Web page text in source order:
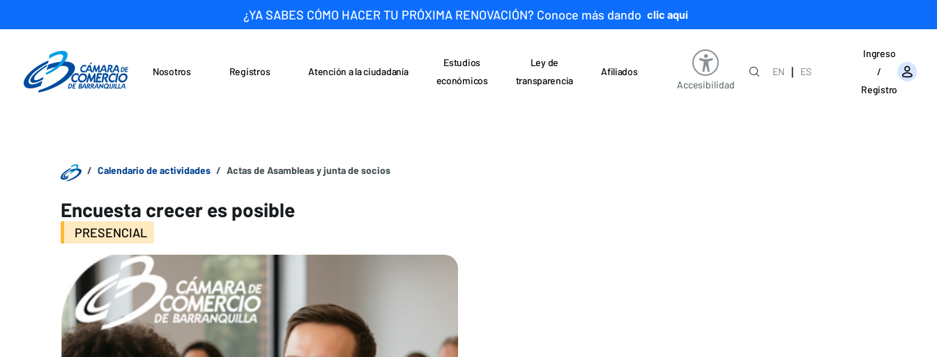
¿YA SABES CÓMO HACER TU PRÓXIMA RENOVACIÓN? Conoce más dando clic aquí
Nosotros Registros
Atención a la ciudadanía
Estudios
económicos
Ley de
transparencia
Afiliados
Accesibilidad
EN |
ES
Ingreso
/
Registro
Calendario de actividades Actas de Asambleas y junta de socios
Encuesta crecer es posible
PRESENCIAL